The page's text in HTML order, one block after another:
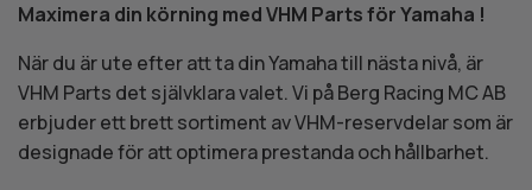
Maximera din körning med VHM Parts för Yamaha !
När du är ute efter att ta din Yamaha till nästa nivå, är
VHM Parts det självklara valet. Vi på Berg Racing MC AB
erbjuder ett brett sortiment av VHM-reservdelar som är
designade för att optimera prestanda och hållbarhet.